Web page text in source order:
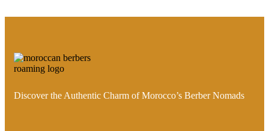
Discover the Authentic Charm of Morocco’s Berber Nomads